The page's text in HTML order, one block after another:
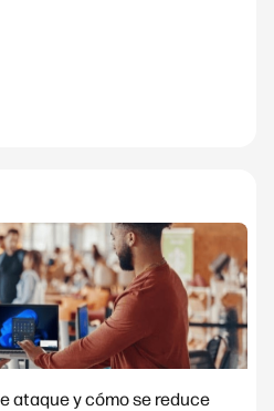
ataque y cómo se reduce